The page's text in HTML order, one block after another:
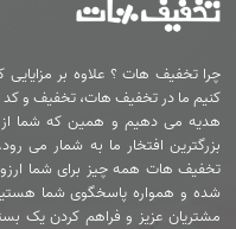
چرا تخفیف هات ؟ علاوه بر مزایایی
کنیم ما در تخفیف هات، تخفیف و کد
هدیه می دهیم و همین که شما
بزرگترین افتخار ما به شمار می
تخفیف هات همه چیز برای شما
شده و همواره پاسخگوی شما
مشتریان عزیز و فراهم کردن یک